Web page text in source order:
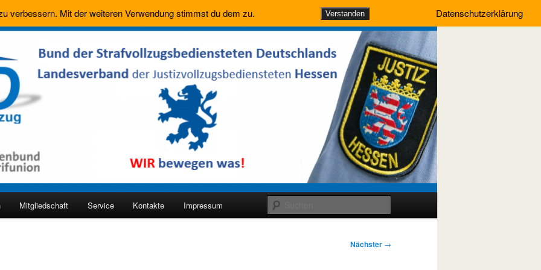
Hessen
Mitgliedschaft Service Kontakte Impressum
Nächster →
verbessern. Mit der weiteren Verwendung stimmst du dem zu. Verstanden Datenschutzerklärung